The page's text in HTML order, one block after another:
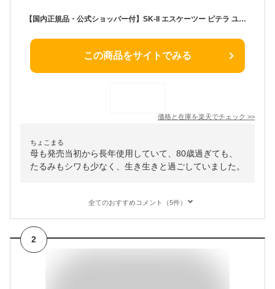
【国内正規品・公式ショッパー付】SK-II エスケーツー ピテラ ユース エッセンシャルセット ギフトセット 化粧品 誕生日 スキンケアセット スキンケア クリスマス ホワイトデー ギフト 母の日 毛穴 乾燥 肌 目元ケア エイジングケア 美白 プレゼント 純正紙袋付き
この商品をサイトでみる
価格と在庫を楽天でチェック >>
ちょこまる
母も発売当初から長年使用していて、80歳過ぎても、
たるみもシワも少なく、生き生きと過ごしていました。
全てのおすすめコメント（5件）
2